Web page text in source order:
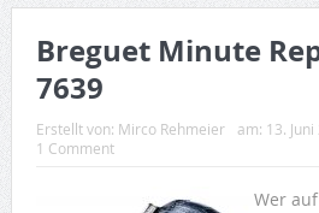
Breguet Minute
7639
Erstellt von: Mirco Rehmeier am: 13.
1 Comment
Wer